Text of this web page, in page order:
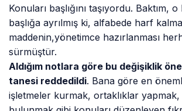
Konuları başlığını taşıyordu. Baktım,
başlığa ayrılmış ki, alfabede harf
maddenin,yönetimce hazırlanması
sürmüştür.
Aldığım notlara göre bu değişiklik
tanesi reddedildi. Bana göre en
işletmeler kurmak, ortaklıklar yapmak,